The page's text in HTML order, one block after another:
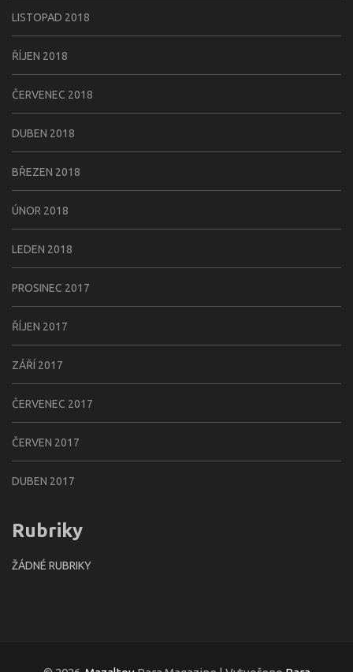
LISTOPAD 2018
ŘÍJEN 2018
ČERVENEC 2018
DUBEN 2018
BŘEZEN 2018
ÚNOR 2018
LEDEN 2018
PROSINEC 2017
ŘÍJEN 2017
ZÁŘÍ 2017
ČERVENEC 2017
ČERVEN 2017
DUBEN 2017
Rubriky
ŽÁDNÉ RUBRIKY